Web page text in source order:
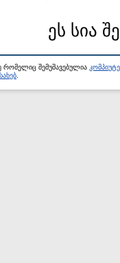
ეს სია
რომელიც შემუშავებულია